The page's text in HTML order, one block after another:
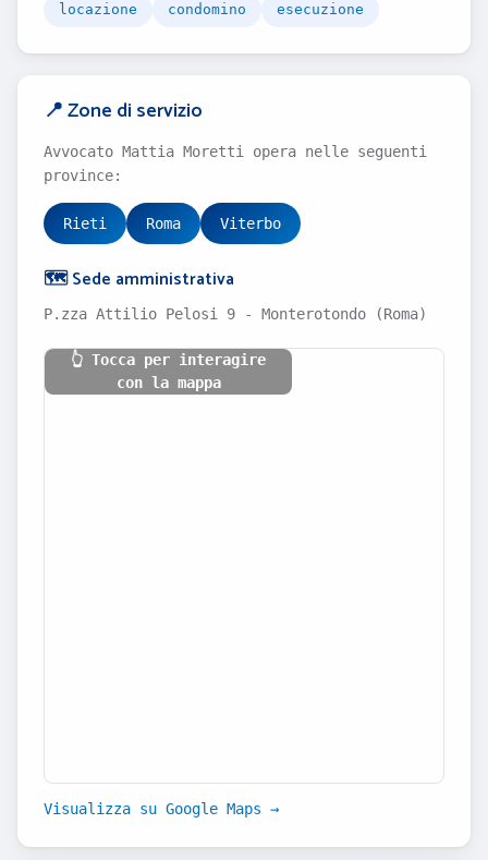
locazione condomino esecuzione
📍 Zone di servizio
Avvocato Mattia Moretti opera nelle seguenti
province:
Rieti Roma Viterbo
🗺️ Sede amministrativa
P.zza Attilio Pelosi 9 - Monterotondo (Roma)
👆 Tocca per interagire
con la mappa
Visualizza su Google Maps →